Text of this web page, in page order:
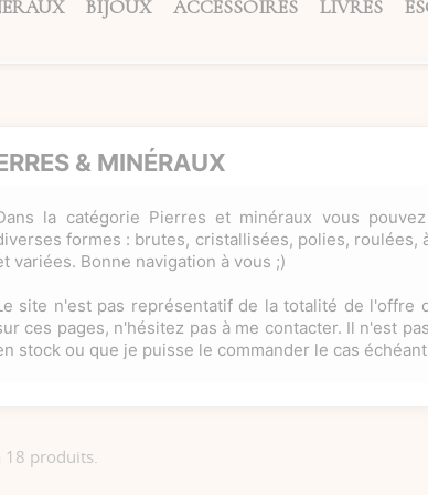
BIJOUX ACCESSOIRES LIVRES
& MINÉRAUX
la catégorie Pierres et minéraux vous
formes : brutes, cristallisées, polies,
variées. Bonne navigation à vous ;)
site n'est pas représentatif de la totalité de l'offre
ces pages, n'hésitez pas à me contacter. Il n'est
stock ou que je puisse le commander le cas
18 produits.